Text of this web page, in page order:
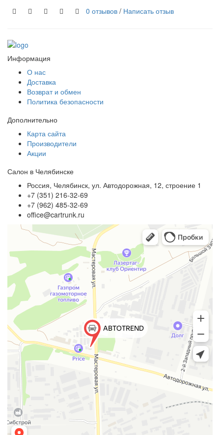
0 отзывов / Написать отзыв
Информация
О нас
Доставка
Возврат и обмен
Политика безопасности
Дополнительно
Карта сайта
Производители
Акции
Салон в Челябинске
Россия, Челябинск, ул. Автодорожная, 12, строение 1
+7 (351) 216-32-69
+7 (962) 485-32-69
office@cartrunk.ru